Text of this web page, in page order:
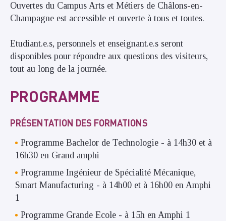
Ouvertes du Campus Arts et Métiers de Châlons-en-
Champagne est accessible et ouverte à tous et toutes.
Etudiant.e.s, personnels et enseignant.e.s seront
disponibles pour répondre aux questions des visiteurs,
tout au long de la journée.
PROGRAMME
PRÉSENTATION DES FORMATIONS
Programme Bachelor de Technologie - à 14h30 et à
16h30 en Grand amphi
Programme Ingénieur de Spécialité Mécanique,
Smart Manufacturing - à 14h00 et à 16h00 en Amphi
1
Programme Grande Ecole - à 15h en Amphi 1